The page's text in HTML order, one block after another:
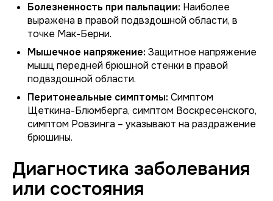
Болезненность при пальпации: Наиболее
выражена в правой подвздошной области, в
точке Мак-Берни.
Мышечное напряжение: Защитное напряжение
мышц передней брюшной стенки в правой
подвздошной области.
Перитонеальные симптомы: Симптом
Щеткина-Блюмберга, симптом Воскресенского,
симптом Ровзинга – указывают на раздражение
брюшины.
Диагностика заболевания
или состояния